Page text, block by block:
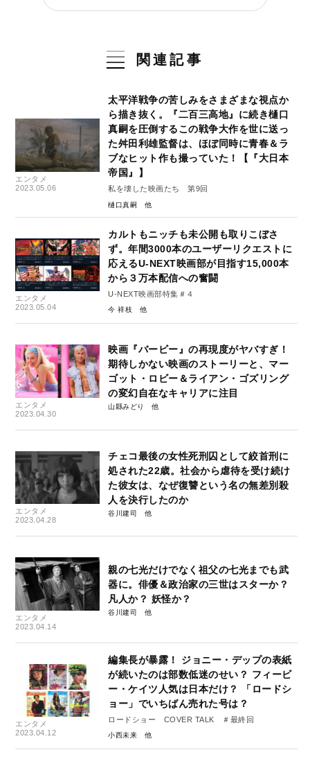
関連記事
エンタメ
2023.05.06
太平洋戦争の苦しみをさまざまな視点か
ら描き抜く。『二百三高地』に続き樋口
真嗣を圧倒するこの戦争大作を世に送っ
た舛田利雄監督は、ほぼ同時に青春＆ラ
ブなヒット作も撮っていた！【『大日本
帝国』】
私を壊した映画たち 第9回
樋口真嗣
エンタメ
2023.05.04
カルトもニッチも未公開も取りこぼさ
ず。年間3000本のユーザーリクエストに
応えるU-NEXT映画部が目指す15,000本
から３万本配信への奮闘
U-NEXT映画部特集＃４
今 祥枝
エンタメ
2023.04.30
映画『バービー』の再現度がヤバすぎ！
期待しかない映画のストーリーと、マー
ゴット・ロビー＆ライアン・ゴズリング
の変幻自在なキャリアに注目
山縣みどり
エンタメ
2023.04.28
チェコ最後の女性死刑囚として絞首刑に
処された22歳。社会から虐待を受け続け
た彼女は、なぜ復讐という名の無差別殺
人を決行したのか
谷川建司
エンタメ
2023.04.14
親の七光だけでなく祖父の七光までも武
器に。俳優＆政治家の三世はスターか？
凡人か？ 妖怪か？
谷川建司
エンタメ
2023.04.12
編集長が暴露！ ジョニー・デップの表紙
が続いたのは部数低迷のせい？ フィービ
ー・ケイツ人気は日本だけ？ 「ロードシ
ョー」でいちばん売れた号は？
ロードショー COVER TALK ＃最終回
小西未来